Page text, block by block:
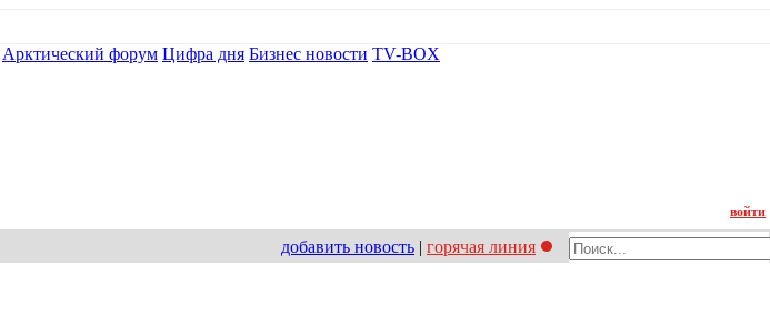
Арктический форум Цифра дня Бизнес новости TV-BOX
войти
добавить новость | горячая линия